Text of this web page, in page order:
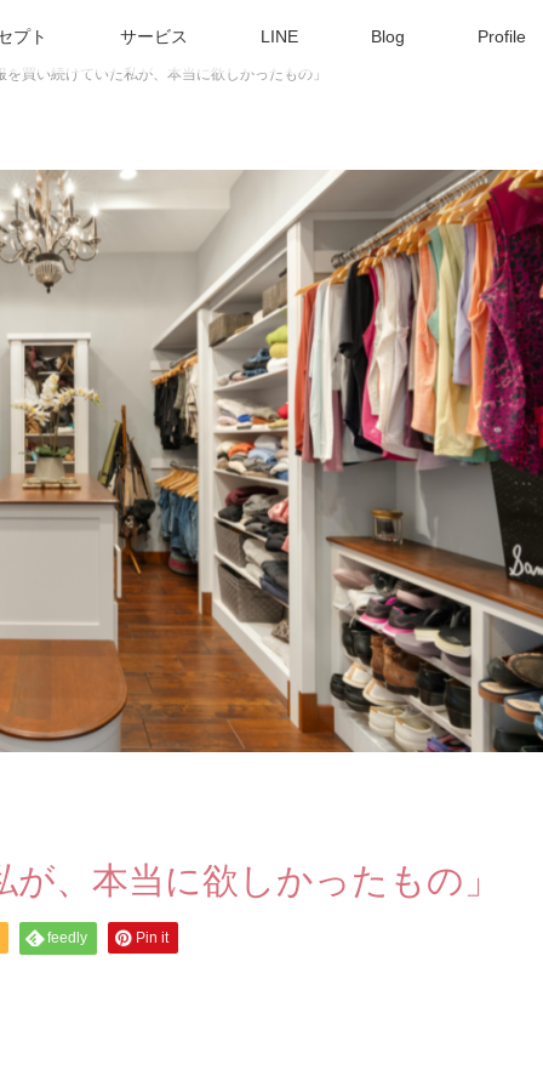
プト サービス LINE Blog Profile
を買い続けていた私が、本当に欲しかったもの」
、本当に欲しかったもの」
feedly Pin it